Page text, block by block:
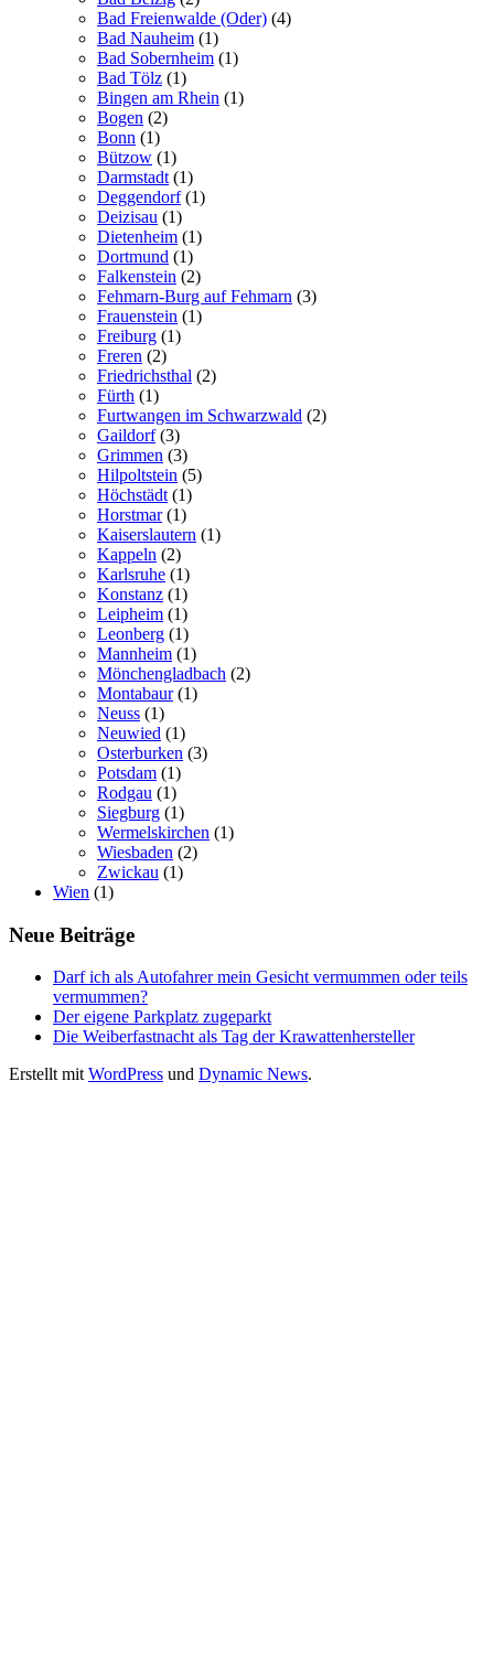
Bad Freienwalde (Oder) (4)
Bad Nauheim (1)
Bad Sobernheim (1)
Bad Tölz (1)
Bingen am Rhein (1)
Bogen (2)
Bonn (1)
Bützow (1)
Darmstadt (1)
Deggendorf(1)
Deizisau (1)
Dietenheim (1)
Dortmund (1)
Falkenstein (2)
Fehmarn-Burg auf Fehmarn (3)
Frauenstein (1)
Freiburg (1)
Freren (2)
Friedrichsthal (2)
Fürth (1)
Furtwangen im Schwarzwald (2)
Gaildorf(3)
Grimmen (3)
Hilpoltstein (5)
Höchstädt (1)
Horstmar(1)
Kaiserslautern (1)
Kappeln (2)
Karlsruhe (1)
Konstanz (1)
Leipheim (1)
Leonberg (1)
Mannheim (1)
Mönchengladbach (2)
Montabaur(1)
Neuss (1)
Neuwied (1)
Osterburken (3)
Potsdam (1)
Rodgau (1)
Siegburg (1)
Wermelskirchen (1)
Wiesbaden (2)
Zwickau (1)
Wien (1)
Neue Beiträge
Darf ich als Autofahrer mein Gesicht vermummen oder teils
vermummen?
Der eigene Parkplatz zugeparkt
Die Weiberfastnacht als Tag der Krawattenhersteller
Erstellt mitWordPress und Dynamic News.